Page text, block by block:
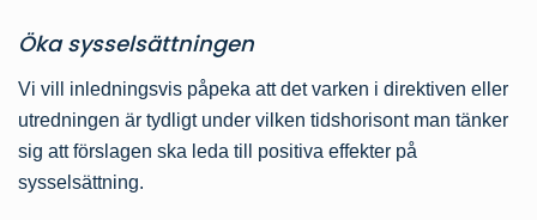
Öka sysselsättningen
Vi vill inledningsvis påpeka att det varken i direktiven eller
utredningen är tydligt under vilken tidshorisont man tänker
sig att förslagen ska leda till positiva effekter på
sysselsättning.